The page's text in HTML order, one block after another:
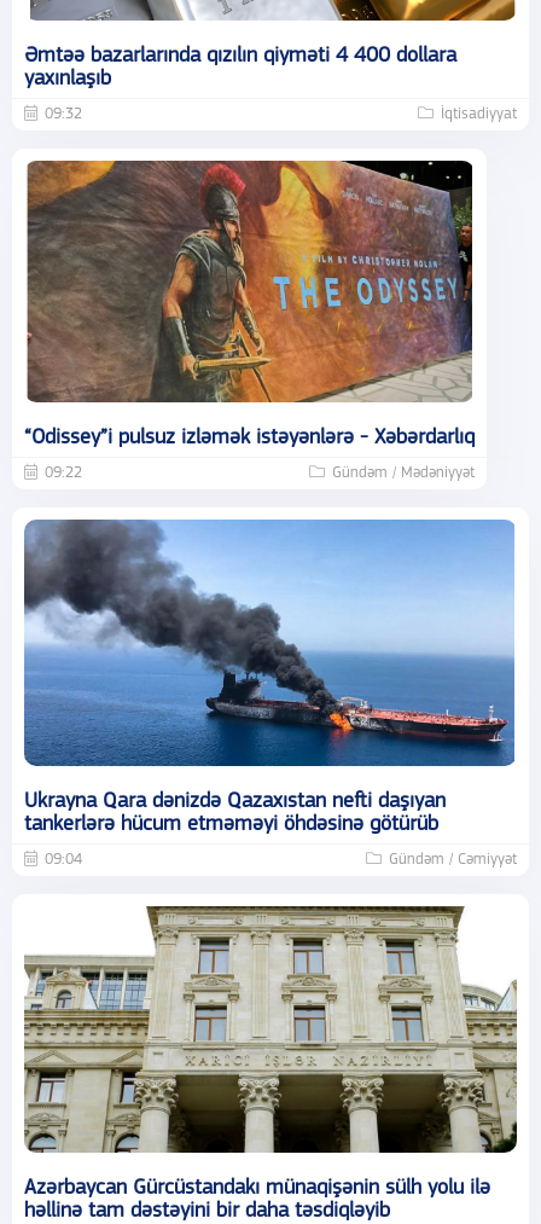
Əmtəə bazarlarında qızılın qiyməti 4 400 dollara
yaxınlaşıb
09:32 İqtisadiyyat
“Odissey”i pulsuz izləmək istəyənlərə - Xəbərdarlıq
09:22 Gündəm / Mədəniyyət
Ukrayna Qara dənizdə Qazaxıstan nefti daşıyan
tankerlərə hücum etməməyi öhdəsinə götürüb
09:04 Gündəm / Cəmiyyət
Azərbaycan Gürcüstandakı münaqişənin sülh yolu ilə
həllinə tam dəstəyini bir daha təsdiqləyib